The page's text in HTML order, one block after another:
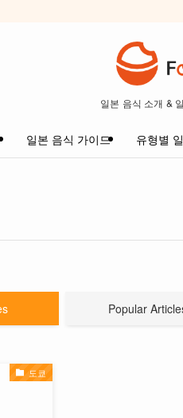
일본 음식 소개 &
일본 음식 가이드 유형별
Popular
도쿄